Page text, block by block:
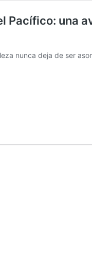
Pacífico: una
nunca deja de ser